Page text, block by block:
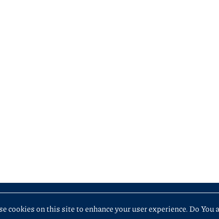
cookies on this site to enhance your user experience. Do You